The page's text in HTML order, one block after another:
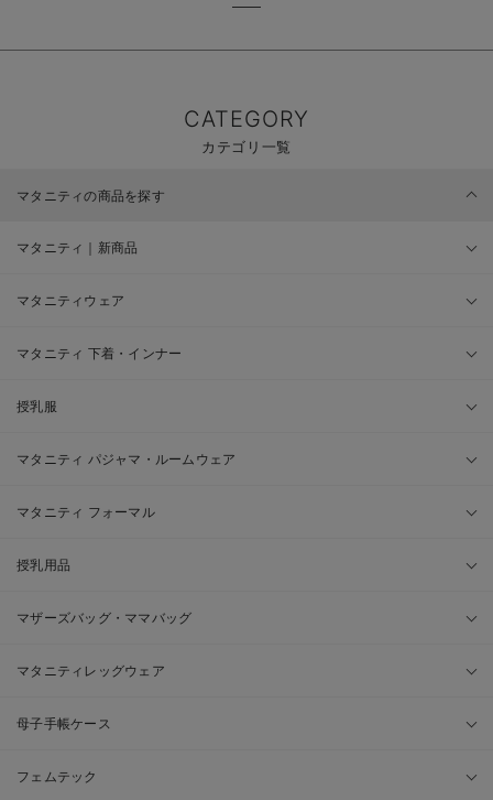
CATEGORY
カテゴリ一覧
マタニティの商品を探す
マタニティ｜新商品
マタニティウェア
マタニティ 下着・インナー
授乳服
マタニティ パジャマ・ルームウェア
マタニティ フォーマル
授乳用品
マザーズバッグ・ママバッグ
マタニティレッグウェア
母子手帳ケース
フェムテック